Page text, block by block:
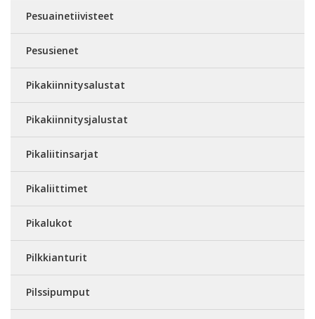
Pesuainetiivisteet
Pesusienet
Pikakiinnitysalustat
Pikakiinnitysjalustat
Pikaliitinsarjat
Pikaliittimet
Pikalukot
Pilkkianturit
Pilssipumput